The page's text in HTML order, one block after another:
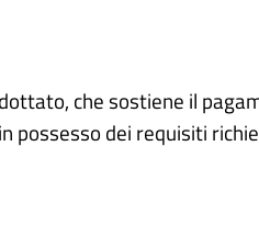
che sostiene il
possesso dei requisiti